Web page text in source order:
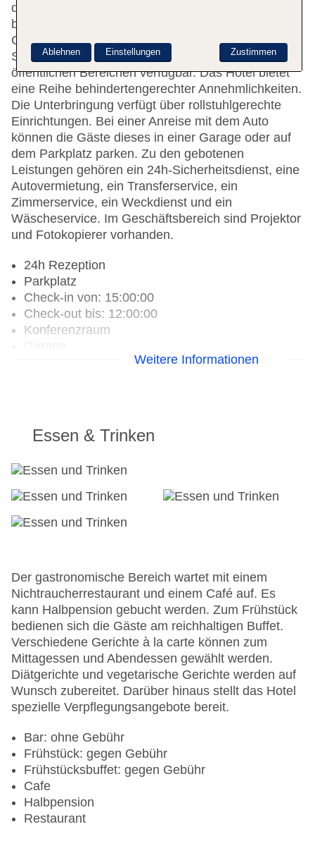
der Rezeption im Empfangsbereich steht zur Seite
beim Ein- und Auschecken. Eine Garderobe, eine
Gepäckaufbewahrung und ein Safe stehen als
Serviceleistungen zur Verfügung. WLAN ist in den
öffentlichen Bereichen verfügbar. Das Hotel bietet
eine Reihe behindertengerechter Annehmlichkeiten.
Die Unterbringung verfügt über rollstuhlgerechte
Einrichtungen. Bei einer Anreise mit dem Auto
können die Gäste dieses in einer Garage oder auf
dem Parkplatz parken. Zu den gebotenen
Leistungen gehören ein 24h-Sicherheitsdienst, eine
Autovermietung, ein Transferservice, ein
Zimmerservice, ein Weckdienst und ein
Wäscheservice. Im Geschäftsbereich sind Projektor
und Fotokopierer vorhanden.
24h Rezeption
Parkplatz
Check-in von: 15:00:00
Check-out bis: 12:00:00
Konferenzraum
Hoteleröffnung: 1992
Lift
Anzahl der Konferenzräume: 1
Rezeption
Zimmerservice
Gesamtanzahl der Zimmer: 104
Landeskategorie: 4 Sterne
Weitere Informationen
Essen & Trinken
Der gastronomische Bereich wartet mit einem
Nichtraucherrestaurant und einem Café auf. Es
kann Halbpension gebucht werden. Zum Frühstück
bedienen sich die Gäste am reichhaltigen Buffet.
Verschiedene Gerichte à la carte können zum
Mittagessen und Abendessen gewählt werden.
Diätgerichte und vegetarische Gerichte werden auf
Wunsch zubereitet. Darüber hinaus stellt das Hotel
spezielle Verpflegungsangebote bereit.
Bar: ohne Gebühr
Frühstück: gegen Gebühr
Frühstücksbuffet: gegen Gebühr
Cafe
Halbpension
Restaurant
Zustimmen
Ablehnen Einstellungen